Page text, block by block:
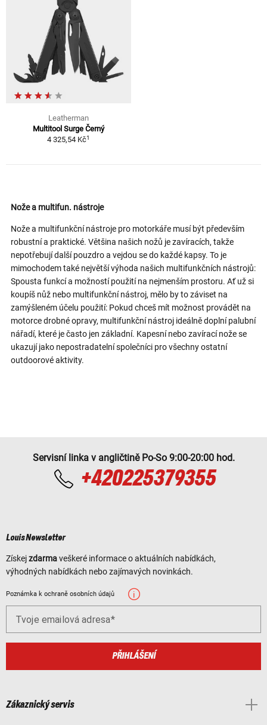
Leatherman
Multitool Surge Černý
4 325,54 Kč1
Nože a multifun. nástroje
Nože a multifunkční nástroje pro motorkáře musí být především
robustní a praktické. Většina našich nožů je zavíracích, takže
nepotřebují další pouzdro a vejdou se do každé kapsy. To je
mimochodem také největší výhoda našich multifunkčních nástrojů:
Spousta funkcí a možností použití na nejmenším prostoru. Ať už si
koupíš nůž nebo multifunkční nástroj, mělo by to záviset na
zamýšleném účelu použití: Pokud chceš mít možnost provádět na
motorce drobné opravy, multifunkční nástroj ideálně doplní palubní
nářadí, které je často jen základní. Kapesní nebo zavírací nože se
ukazují jako nepostradatelní společníci pro všechny ostatní
outdoorové aktivity.
Servisní linka v angličtině Po-So 9:00-20:00 hod.
+420225379355
Louis Newsletter
Získejzdarmaveškeré informace o aktuálních nabídkách,
výhodných nabídkách nebo zajímavých novinkách.
Poznámka k ochraně osobních údajů
Tvoje emailová adresa
PŘIHLÁŠENÍ
Zákaznický servis